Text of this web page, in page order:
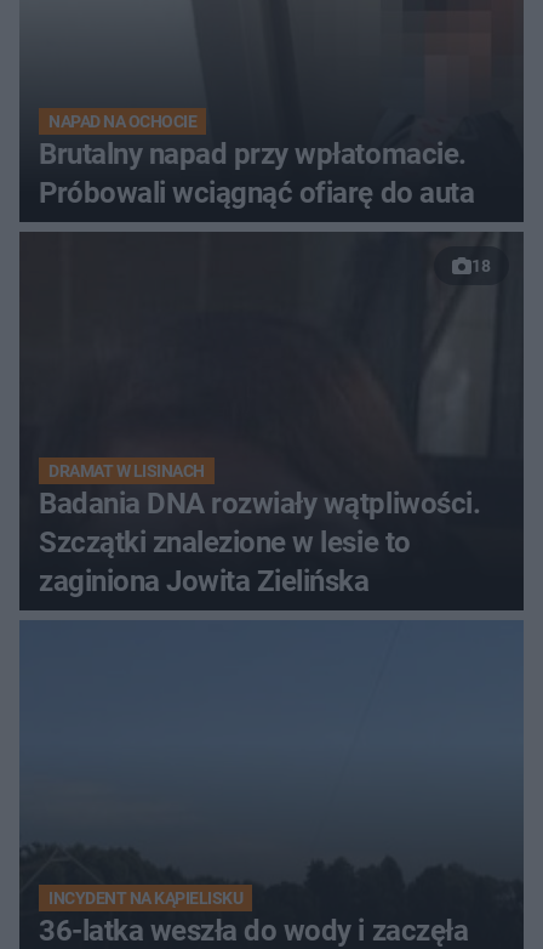
NAPAD NA OCHOCIE
Brutalny napad przy wpłatomacie.
Próbowali wciągnąć ofiarę do auta
18
DRAMAT W LISINACH
Badania DNA rozwiały wątpliwości.
Szczątki znalezione w lesie to
zaginiona Jowita Zielińska
INCYDENT NA KĄPIELISKU
36-latka weszła do wody i zaczęła